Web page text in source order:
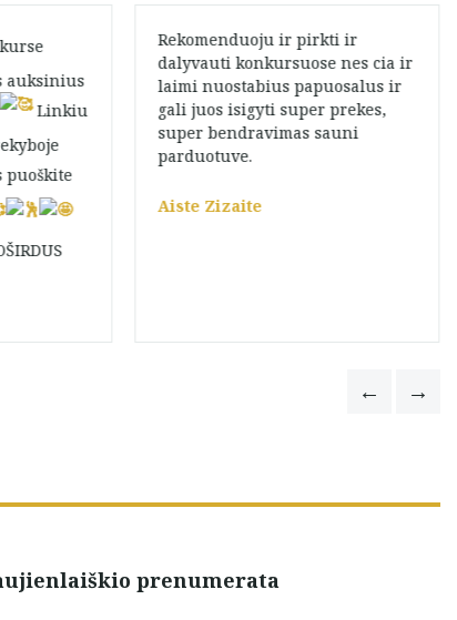
auksinius
Linkiu
Rekomenduoju ir pirkti ir
dalyvauti konkursuose nes cia ir
laimi nuostabius papuosalus ir
gali juos isigyti super prekes,
super bendravimas sauni
parduotuve.
Aiste Zizaite
prenumerata